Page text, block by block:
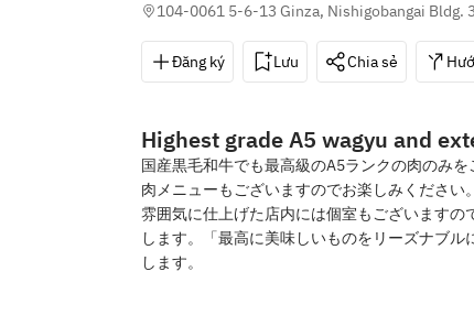
104-0061 5-6-13 Ginza, Nishigobangai Bldg.
Đăng ký Lưu Chia sẻ
Highest grade A5 wagyu and
国産黒毛和牛でも最高級のA5ランクの肉のみ
肉メニューもございますのでお楽しみくださ
雰囲気に仕上げた店内には個室もございます
します。「最高に美味しいものをリーズナブ
します。